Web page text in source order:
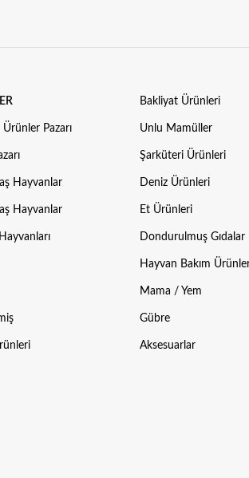
Pazarı
Hayvanlar
Hayvanlar
Bakliyat Ürünleri
Unlu Mamüller
Şarküteri Ürünleri
Deniz Ürünleri
Et Ürünleri
Dondurulmuş Gıdalar
Hayvan Bakım
Mama / Yem
Gübre
Aksesuarlar